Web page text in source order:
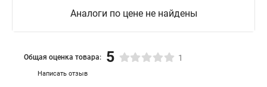
Аналоги по цене не найдены
Написать отзыв
Общая оценка товара: 5 1